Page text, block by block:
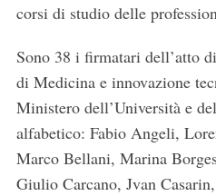
corsi di studio delle
Sono 38 i firmatari dell’atto
di Medicina e innovazione
Ministero dell’Università e
alfabetico: Fabio Angeli,
Marco Bellani, Marina
Giulio Carcano, Jvan